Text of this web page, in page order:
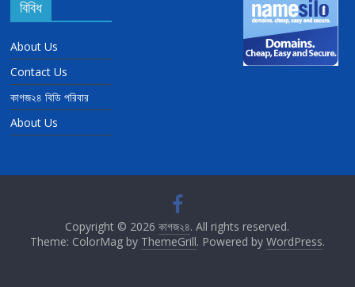
বিবিধ
About Us
Contact Us
কাগজ২৪ বিডি পরিবার
About Us
Copyright © 2026কাগজ২৪. All rights reserved.
Theme: ColorMag by ThemeGrill. Powered by WordPress.